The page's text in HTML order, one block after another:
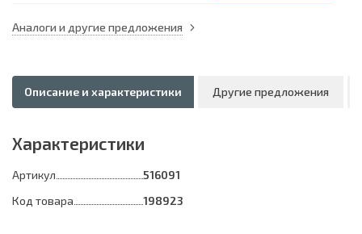
Аналоги и другие предложения
Описание и характеристики Другие предложения
Характеристики
Артикул
516091
Код товара
198923